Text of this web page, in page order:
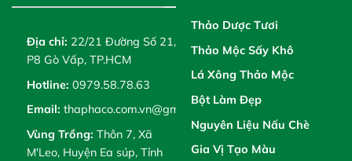
Địa chỉ: 22/21 Đường Số 21,
P8 Gò Vấp, TP.HCM
Hotline: 0979.58.78.63
Email: thaphaco.com.vn@gmail.com
Vùng Trồng: Thôn 7, Xã
M'Leo, Huyện Ea súp, Tỉnh
Thảo Dược Tươi
Thảo Mộc Sấy Khô
Lá Xông Thảo Mộc
Bột Làm Đẹp
Nguyên Liệu Nấu Chè
Gia Vị Tạo Màu